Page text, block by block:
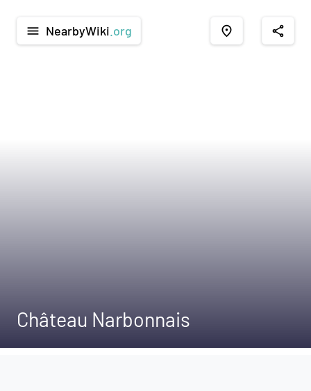
menu NearbyWiki .org place share
Château Narbonnais